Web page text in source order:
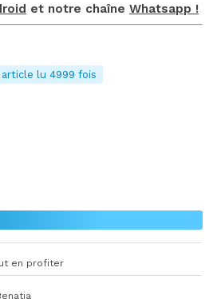
et notre chaîne Whatsapp !
article lu 4999 fois
en profiter